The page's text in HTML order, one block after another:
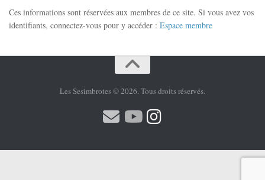
Ces informations sont réservées aux membres de ce site. Si vous avez vos
identifiants, connectez-vous pour y accéder : Espace membre
Les Sesimbrotes © 2026. Tous droits réservés.